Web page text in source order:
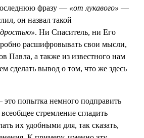
фразу — «от лукавого» —
он назвал такой
. Ни Спаситель, ни Его
расшифровывать свои мысли,
Павла, а также из известного нам
сделать вывод о том, что же здесь
это попытка немного подправить
стремление сгладить
их удобными для, так сказать,